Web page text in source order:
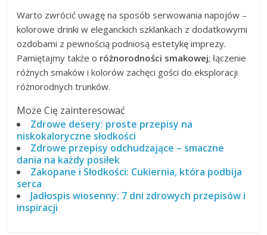
Warto zwrócić uwagę na sposób serwowania napojów –
kolorowe drinki w eleganckich szklankach z dodatkowymi
ozdobami z pewnością podniosą estetykę imprezy.
Pamiętajmy także o różnorodności smakowej; łączenie
różnych smaków i kolorów zachęci gości do eksploracji
różnorodnych trunków.
Może Cię zainteresować
Zdrowe desery: proste przepisy na
niskokaloryczne słodkości
Zdrowe przepisy odchudzające – smaczne
dania na każdy posiłek
Zakopane i Słodkości: Cukiernia, która podbija
serca
Jadłospis wiosenny: 7 dni zdrowych przepisów i
inspiracji